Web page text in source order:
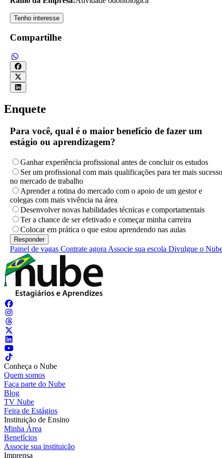
Tenho interesse
Compartilhe
Enquete
Para você, qual é o maior benefício de fazer um
estágio ou aprendizagem?
Ganhar experiência profissional antes de concluir os estudos
Ser um profissional com mais qualificações para ter mais sucesso
no mercado de trabalho
Aprender a rotina do mercado com o apoio de um gestor e
colegas com mais vivência na área
Desenvolver novas habilidades técnicas e comportamentais
Ter a chance de ser efetivado e começar minha carreira
Colocar em prática o que estou aprendendo nas aulas
Painel de vagas Contrate agora Associe sua escola Divulgue o
Conheça o Nube
Quem somos
Faça parte do Nube
Blog
TV Nube
Feira de Estágios
Instituição de Ensino
Minha Área
Benefícios
Associe sua instituição
Imprensa